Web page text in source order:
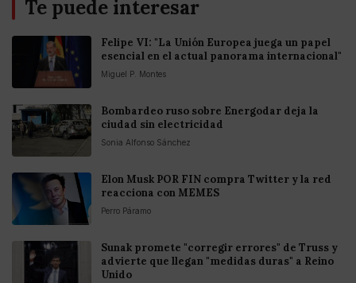
Te puede interesar
Felipe VI: "La Unión Europea juega un papel
esencial en el actual panorama internacional"
Miguel P. Montes
Bombardeo ruso sobre Energodar deja la
ciudad sin electricidad
Sonia Alfonso Sánchez
Elon Musk POR FIN compra Twitter y la red
reacciona con MEMES
Perro Páramo
Sunak promete "corregir errores" de Truss y
advierte que llegan "medidas duras" a Reino
Unido